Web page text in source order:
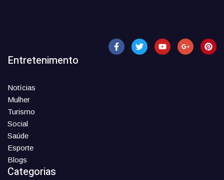
Entretenimento
Notícias
Mulher
Turismo
Social
Saúde
Esporte
Blogs
Categorias